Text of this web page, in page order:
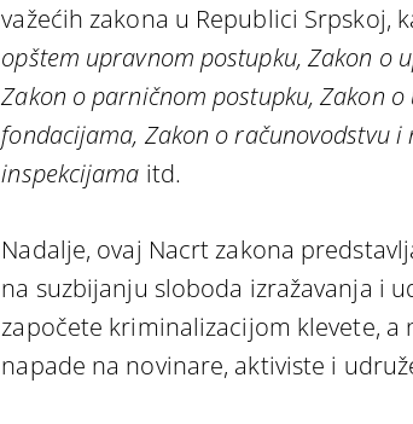
važećih zakona u Republici Srpskoj,
opštem upravnom postupku, Zakon o
Zakon o parničnom postupku, Zakon
fondacijama, Zakon o računovodstvu i
inspekcijama itd.
Nadalje, ovaj Nacrt zakona
na suzbijanju sloboda izražavanja i
započete kriminalizacijom klevete, a
napade na novinare, aktiviste i